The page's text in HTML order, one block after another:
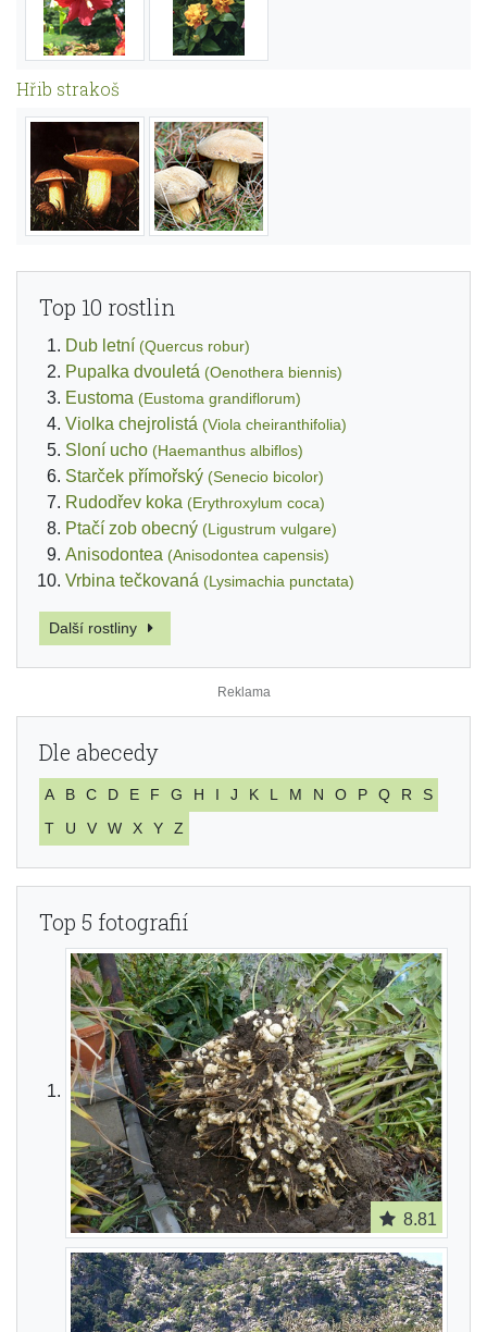
Hřib strakoš
Top 10 rostlin
Dub letní (Quercus robur)
Pupalka dvouletá (Oenothera biennis)
Eustoma (Eustoma grandiflorum)
Violka chejrolistá (Viola cheiranthifolia)
Sloní ucho (Haemanthus albiflos)
Starček přímořský (Senecio bicolor)
Rudodřev koka (Erythroxylum coca)
Ptačí zob obecný (Ligustrum vulgare)
Anisodontea (Anisodontea capensis)
Vrbina tečkovaná (Lysimachia punctata)
Další rostliny
Dle abecedy
A B C D E F G H I J K L M N O P Q R
S
T
U V W X Y Z
Top 5 fotografií
8.81